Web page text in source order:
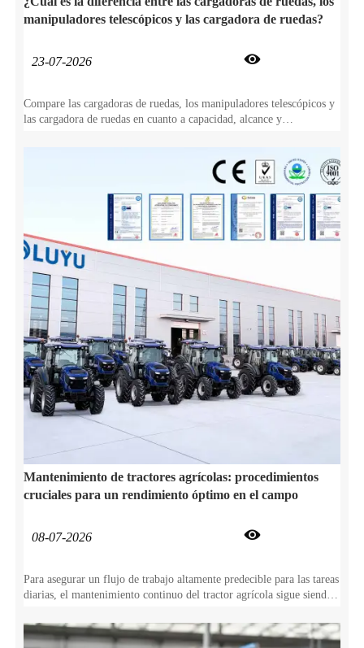
manipuladores telescópicos y las cargadora de ruedas?
23-07-2026 
Compare las cargadoras de ruedas, los manipuladores telescópicos y
las cargadora de ruedas en cuanto a capacidad, alcance y
Mantenimiento de tractores agrícolas: procedimientos
cruciales para un rendimiento óptimo en el campo
08-07-2026 
Para asegurar un flujo de trabajo altamente predecible para las tareas
diarias, el mantenimiento continuo del tractor agrícola sigue siendo
desgaste repentino de los componentes, sino que también protege
directamente su tractor agrícola durante años de servicio confiable